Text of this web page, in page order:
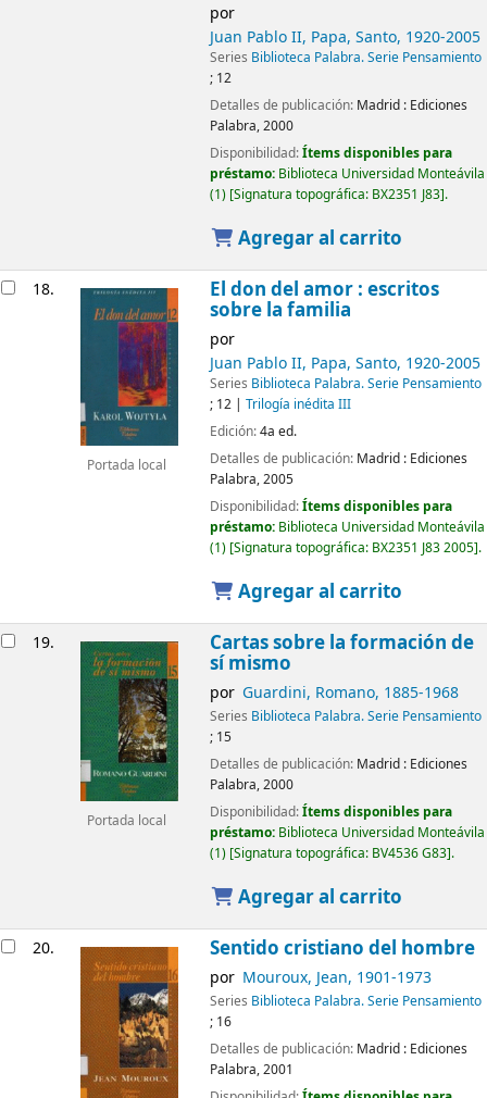
por
Juan Pablo II, Papa, Santo, 1920-2005
Series Biblioteca Palabra. Serie Pensamiento
; 12
Detalles de publicación: Madrid : Ediciones
Palabra,2000
Disponibilidad:Ítems disponibles para
préstamo: Biblioteca Universidad Monteávila
(1) Signatura topográfica: BX2351 J83 .
Agregar al carrito
18.
Portada local
El don del amor : escritos
sobre la familia
por
Juan Pablo II, Papa, Santo, 1920-2005
Series Biblioteca Palabra. Serie Pensamiento
; 12| Trilogía inédita III
Edición:4a ed.
Detalles de publicación: Madrid : Ediciones
Palabra,2005
Disponibilidad:Ítems disponibles para
préstamo: Biblioteca Universidad Monteávila
(1) Signatura topográfica: BX2351 J83 2005 .
Agregar al carrito
19.
Portada local
Cartas sobre la formación de
sí mismo
por Guardini, Romano, 1885-1968
Series Biblioteca Palabra. Serie Pensamiento
; 15
Detalles de publicación: Madrid : Ediciones
Palabra,2000
Disponibilidad:Ítems disponibles para
préstamo: Biblioteca Universidad Monteávila
(1) Signatura topográfica: BV4536 G83 .
Agregar al carrito
20. Sentido cristiano del hombre
por Mouroux, Jean, 1901-1973
Series Biblioteca Palabra. Serie Pensamiento
; 16
Detalles de publicación: Madrid : Ediciones
Palabra,2001